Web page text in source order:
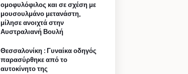
ομοφυλόφιλος και σε σχέση με
μουσουλμάνο μετανάστη,
μίλησε ανοιχτά στην
Αυστραλιανή Βουλή
Θεσσαλονίκη : Γυναίκα οδηγός
παρασύρθηκε από το
αυτοκίνητο της